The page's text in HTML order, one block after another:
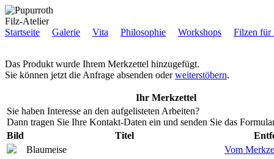
Filz-Atelier
Startseite
Galerie Vita Philosophie Workshops Filzen für
Das Produkt wurde Ihrem Merkzettel hinzugefügt.
Sie können jetzt die Anfrage absenden oderweiterstöbern.
Ihr Merkzettel
Sie haben Interesse an den aufgelisteten Arbeiten?
Dann tragen Sie Ihre Kontakt-Daten ein und senden Sie das
Bild
Titel
Blaumeise
Vom